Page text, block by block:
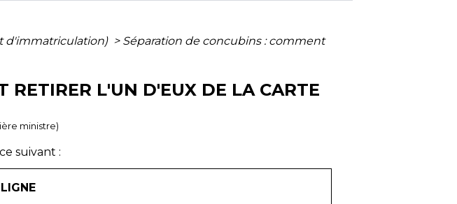
d'immatriculation) > Séparation de concubins : comment
RETIRER L'UN D'EUX DE LA CARTE
ministre)
suivant :